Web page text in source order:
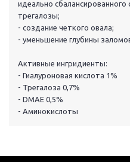
идеально
трегалозы;
- создание четкого овала;
- уменьшение глубины
Активные ингридиенты:
- Гиалуроновая кислота 1%
- Трегалоза 0,7%
- DMAE 0,5%
- Аминокислоты